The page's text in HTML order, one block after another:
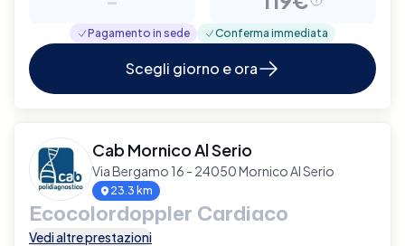
Pagamento in sede Conferma immediata
Scegli giorno e ora
Cab Mornico Al Serio
Via Bergamo 16 - 24050 Mornico Al Serio
23.3 km
Ecocolordoppler Cardiaco
Vedi altre prestazioni